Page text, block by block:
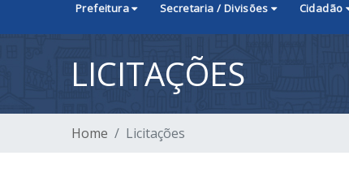
Prefeitura Secretaria / Divisões Cidadão
LICITAÇÕES
Home Licitações